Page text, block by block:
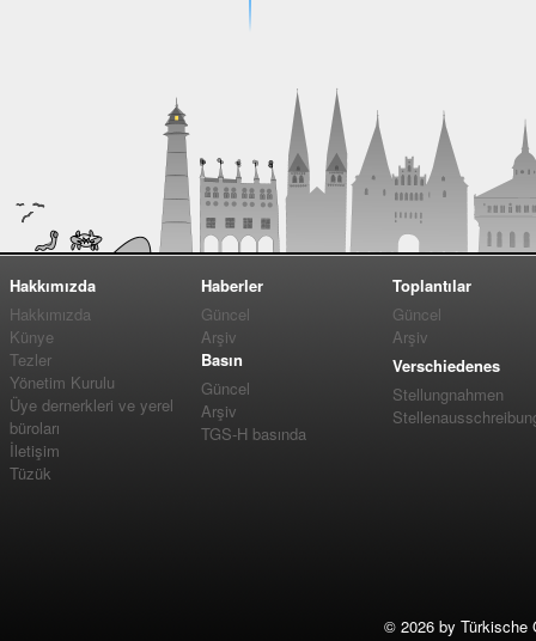
Hakkımızda
Hakkımızda
Künye
Tezler
Yönetim Kurulu
Üye dernerkleri ve yerel
büroları
İletişim
Tüzük
Haberler
Güncel
Arşiv
Basın
Güncel
Arşiv
TGS-H basında
Toplantılar
Güncel
Arşiv
Verschiedenes
Stellungnahmen
© 2026 by Türkische